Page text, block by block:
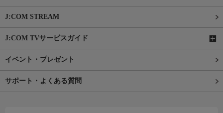
J:COM STREAM
J:COM TVサービスガイド
イベント・プレゼント
サポート・よくある質問